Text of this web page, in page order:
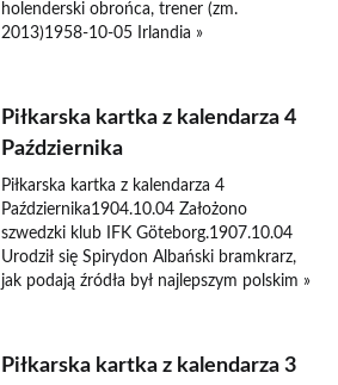
holenderski obrońca, trener (zm.
2013)1958-10-05 Irlandia »
Piłkarska kartka z kalendarza 4
Października
Piłkarska kartka z kalendarza 4
Października1904.10.04 Założono
szwedzki klub IFK Göteborg.1907.10.04
Urodził się Spirydon Albański bramkrarz,
jak podają źródła był najlepszym polskim »
Piłkarska kartka z kalendarza 3